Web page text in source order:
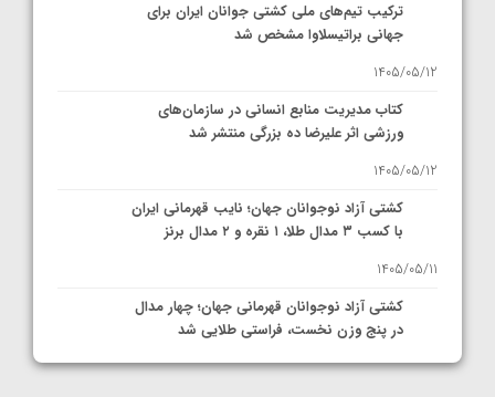
ترکیب تیم‌های ملی کشتی جوانان ایران برای
جهانی براتیسلاوا مشخص شد
1405/05/12
کتاب مدیریت منابع انسانی در سازمان‌های
ورزشی اثر علیرضا ده بزرگی منتشر شد
1405/05/12
کشتی آزاد نوجوانان جهان؛ نایب قهرمانی ایران
با کسب ۳ مدال طلا، ۱ نقره و ۲ مدال برنز
1405/05/11
کشتی آزاد نوجوانان قهرمانی جهان؛ چهار مدال
در پنج وزن نخست، فراستی طلایی شد
1405/05/11